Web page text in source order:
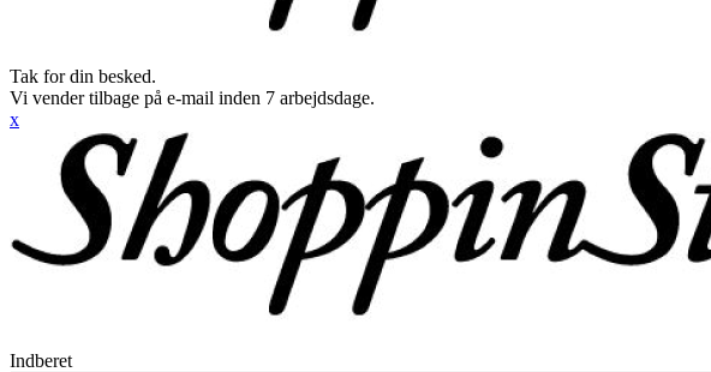
Tak for din besked.
Vi vender tilbage på e-mail inden 7 arbejdsdage.
x
Indberet